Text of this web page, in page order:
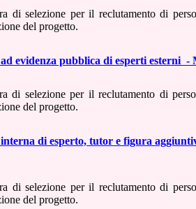
di selezione per il reclutamento di
del progetto.
ad evidenza pubblica di esperti esterni
di selezione per il reclutamento di
del progetto.
interna di esperto, tutor e figura
di selezione per il reclutamento di
del progetto.